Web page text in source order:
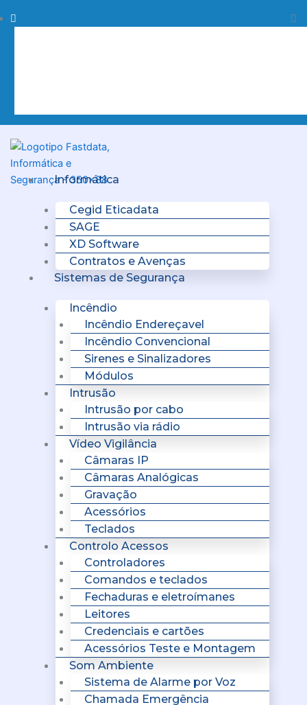
to
Procurar
Informática
Cegid Eticadata
SAGE
XD Software
Contratos e Avenças
Sistemas de Segurança
Incêndio
Incêndio Endereçavel
Incêndio Convencional
Sirenes e Sinalizadores
Módulos
Intrusão
Intrusão por cabo
Intrusão via rádio
Vídeo Vigilância
Câmaras IP
Câmaras Analógicas
Gravação
Acessórios
Teclados
Controlo Acessos
Controladores
Comandos e teclados
Fechaduras e eletroímanes
Leitores
Credenciais e cartões
Acessórios Teste e Montagem
Som Ambiente
Sistema de Alarme por Voz
Chamada Emergência
Menu